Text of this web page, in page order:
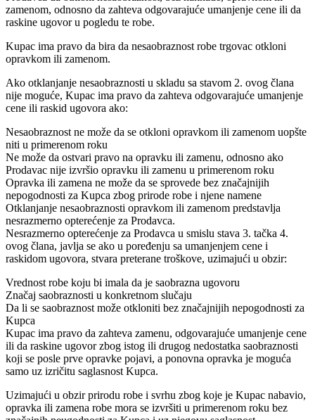
zamenom, odnosno da zahteva odgovarajuće umanjenje cene ili da
raskine ugovor u pogledu te robe.
Kupac ima pravo da bira da nesaobraznost robe trgovac otkloni
opravkom ili zamenom.
Ako otklanjanje nesaobraznosti u skladu sa stavom 2. ovog člana
nije moguće, Kupac ima pravo da zahteva odgovarajuće umanjenje
cene ili raskid ugovora ako:
Nesaobraznost ne može da se otkloni opravkom ili zamenom uopšte
niti u primerenom roku
Ne može da ostvari pravo na opravku ili zamenu, odnosno ako
Prodavac nije izvršio opravku ili zamenu u primerenom roku
Opravka ili zamena ne može da se sprovede bez značajnijih
nepogodnosti za Kupca zbog prirode robe i njene namene
Otklanjanje nesaobraznosti opravkom ili zamenom predstavlja
nesrazmerno opterećenje za Prodavca.
Nesrazmerno opterećenje za Prodavca u smislu stava 3. tačka 4.
ovog člana, javlja se ako u poređenju sa umanjenjem cene i
raskidom ugovora, stvara preterane troškove, uzimajući u obzir:
Vrednost robe koju bi imala da je saobrazna ugovoru
Značaj saobraznosti u konkretnom slučaju
Da li se saobraznost može otkloniti bez značajnijih nepogodnosti za
Kupca
Kupac ima pravo da zahteva zamenu, odgovarajuće umanjenje cene
ili da raskine ugovor zbog istog ili drugog nedostatka saobraznosti
koji se posle prve opravke pojavi, a ponovna opravka je moguća
samo uz izričitu saglasnost Kupca.
Uzimajući u obzir prirodu robe i svrhu zbog koje je Kupac nabavio,
opravka ili zamena robe mora se izvršiti u primerenom roku bez